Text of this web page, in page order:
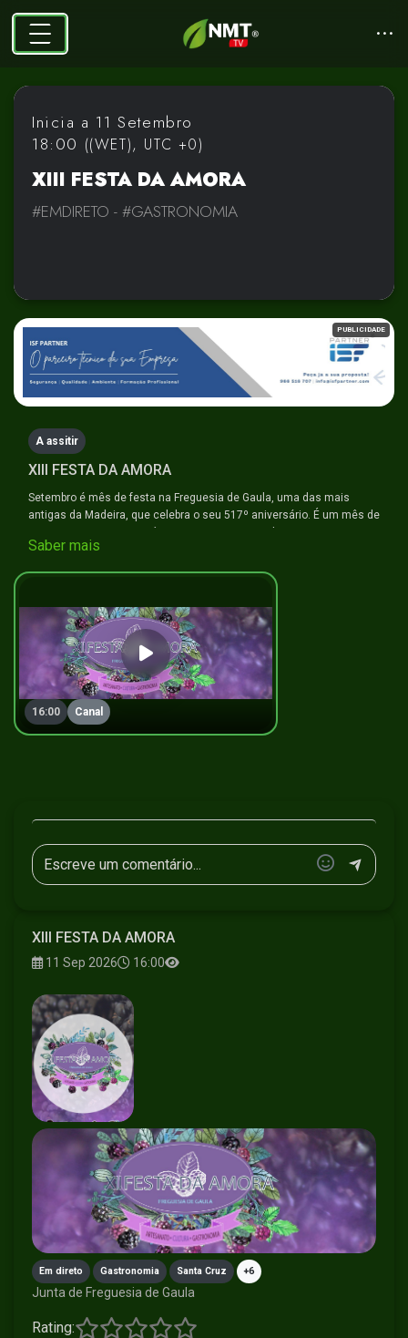
PUBLICIDADE
A assitir
XIII FESTA DA AMORA
Setembro é mês de festa na Freguesia de Gaula, uma das mais
antigas da Madeira, que celebra o seu 517º aniversário. É um mês de
comemorar o mais genuíno que existe na terra das amoras, a
doçaria e a tradição.
Saber mais
16:00 Canal
XIII FESTA DA AMORA
11 Sep 2026 16:00
Em direto Gastronomia Santa Cruz +6
Junta de Freguesia de Gaula
Rating: